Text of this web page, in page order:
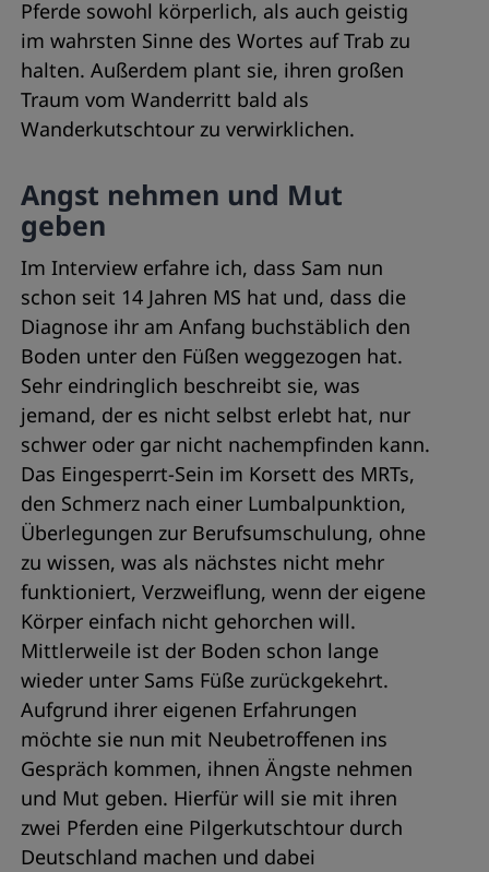
Pferde sowohl körperlich, als auch geistig
im wahrsten Sinne des Wortes auf Trab zu
halten. Außerdem plant sie, ihren großen
Traum vom Wanderritt bald als
Wanderkutschtour zu verwirklichen.
Angst nehmen und Mut
geben
Im Interview erfahre ich, dass Sam nun
schon seit 14 Jahren MS hat und, dass die
Diagnose ihr am Anfang buchstäblich den
Boden unter den Füßen weggezogen hat.
Sehr eindringlich beschreibt sie, was
jemand, der es nicht selbst erlebt hat, nur
schwer oder gar nicht nachempfinden kann.
Das Eingesperrt-Sein im Korsett des MRTs,
den Schmerz nach einer Lumbalpunktion,
Überlegungen zur Berufsumschulung, ohne
zu wissen, was als nächstes nicht mehr
funktioniert, Verzweiflung, wenn der eigene
Körper einfach nicht gehorchen will.
Mittlerweile ist der Boden schon lange
wieder unter Sams Füße zurückgekehrt.
Aufgrund ihrer eigenen Erfahrungen
möchte sie nun mit Neubetroffenen ins
Gespräch kommen, ihnen Ängste nehmen
und Mut geben. Hierfür will sie mit ihren
zwei Pferden eine Pilgerkutschtour durch
Deutschland machen und dabei